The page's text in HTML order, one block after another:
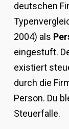
deutschen
2004) als
eingestuft.
existiert
durch die
Person. Du
Steuerfalle.